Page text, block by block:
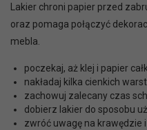
Lakier chroni papier przed
oraz pomaga połączyć
mebla.
poczekaj, aż klej i papier
nakładaj kilka cienkich
zachowuj zalecany czas
dobierz lakier do sposobu
zwróć uwagę na krawędzie